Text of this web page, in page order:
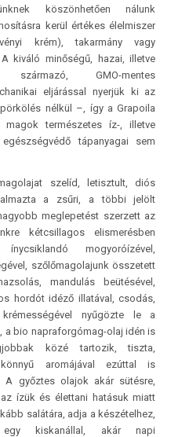
köszönhetően nálunk
kerül értékes élelmiszer
krém), takarmány vagy
kiváló minőségű, hazai, illetve
GMO-mentes
eljárással nyerjük ki az
nélkül –, így a Grapoila
magok természetes íz-, illetve
tápanyagai sem
szelíd, letisztult, diós
a zsűri, a többi jelölt
meglepetést szerzett az
kétcsillagos elismerésben
mogyoróízével,
szőlőmagolajunk összetett
mandulás beütésével,
hordót idéző illatával, csodás,
nyűgözte le a
a bio napraforgómag-olaj idén is
közé tartozik, tiszta,
aromájával ezúttal is
A győztes olajok akár sütésre,
ízük és élettani hatásuk miatt
salátára, adja a készételhez,
kiskanállal, akár napi